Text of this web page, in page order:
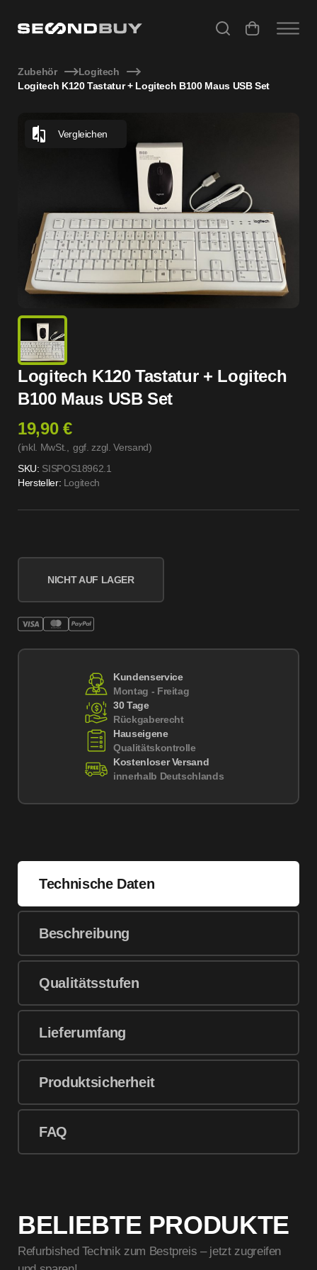
Zubehör
Logitech
Logitech K120 Tastatur + Logitech B100 Maus USB Set
Vergleichen
Logitech K120 Tastatur + Logitech
B100 Maus USB Set
19,90 €
(inkl. MwSt., ggf. zzgl. Versand)
SKU: SISPOS18962.1
Hersteller: Logitech
NICHT AUF LAGER
Kundenservice
Montag - Freitag
30 Tage
Rückgaberecht
Hauseigene
Qualitätskontrolle
Kostenloser Versand
innerhalb Deutschlands
Technische Daten
Beschreibung
Qualitätsstufen
Lieferumfang
Produktsicherheit
FAQ
BELIEBTE PRODUKTE
Refurbished Technik zum Bestpreis – jetzt zugreifen